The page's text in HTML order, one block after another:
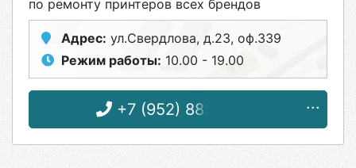
по ремонту принтеров всех брендов
Адрес: ул.Свердлова, д.23, оф.339
Режим работы: 10.00 - 19.00
+7 (952) 882-11-01